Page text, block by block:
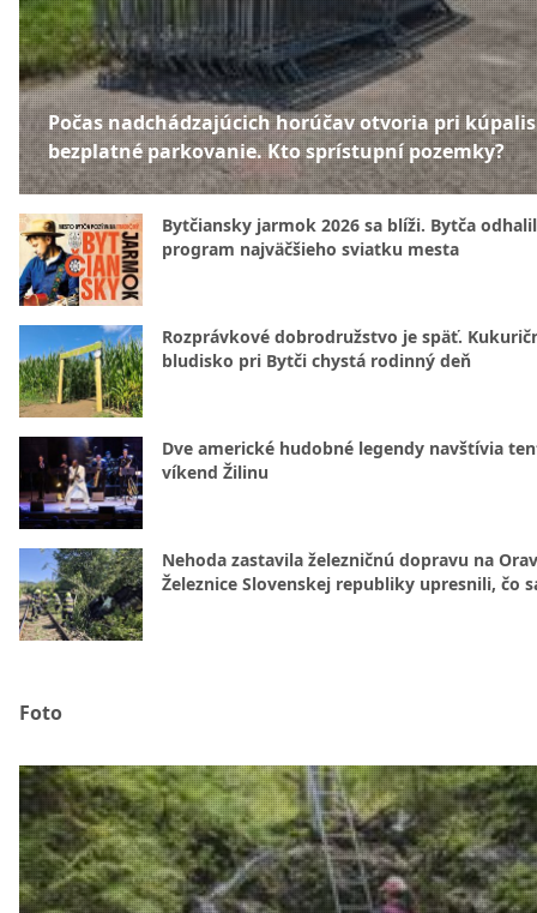
Počas nadchádzajúcich horúčav otvoria pri
bezplatné parkovanie. Kto sprístupní pozemky?
Bytčiansky jarmok 2026 sa blíži. Bytča
program najväčšieho sviatku mesta
Rozprávkové dobrodružstvo je späť.
bludisko pri Bytči chystá rodinný deň
Dve americké hudobné legendy navštívia
víkend Žilinu
Nehoda zastavila železničnú dopravu na
Železnice Slovenskej republiky upresnili, čo
Foto